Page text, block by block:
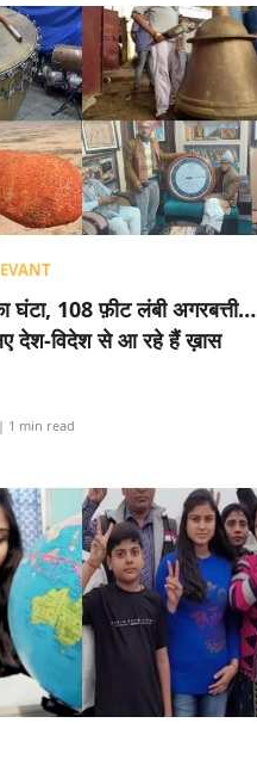
घंटा, 108 फ़ीट लंबी अगरबत्ती…
देश-विदेश से आ रहे हैं ख़ास
| 1 min read